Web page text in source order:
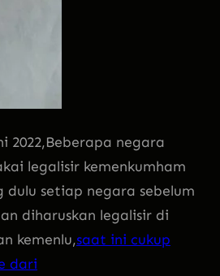
2022,Beberapa negara
legalisir kemenkumham
dulu setiap negara sebelum
diharuskan legalisir di
kemenlu,saat ini cukup
dari